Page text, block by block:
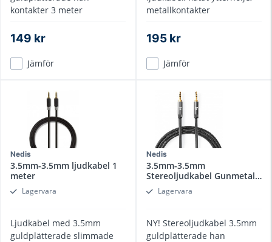
kontakter 3 meter
149 kr
Jämför
metallkontakter
195 kr
Jämför
Nedis
3.5mm-3.5mm ljudkabel 1
meter
Lagervara
Ljudkabel med 3.5mm
guldplätterade slimmade
Nedis
3.5mm-3.5mm
Stereoljudkabel Gunmetal
5 mLagervara
NY! Stereoljudkabel 3.5mm
guldplätterade han